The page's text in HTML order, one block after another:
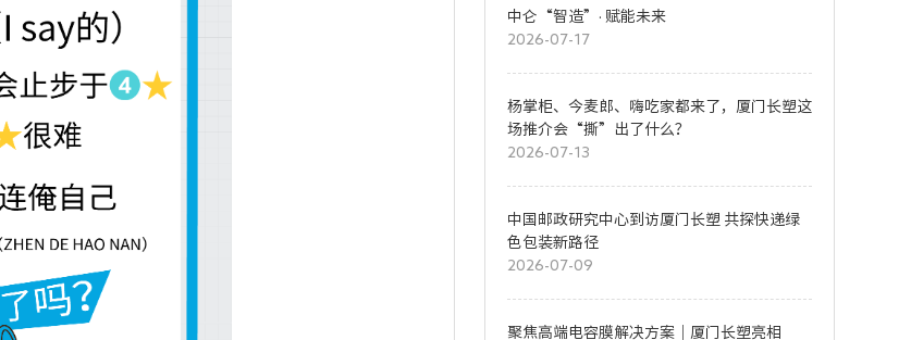
中仑“智造”· 赋能未来
2026-07-17
杨掌柜、今麦郎、嗨吃家都来了，厦门长塑这
场推介会“撕”出了什么？
2026-07-13
中国邮政研究中心到访厦门长塑 共探快递绿
色包装新路径
2026-07-09
聚焦高端电容膜解决方案｜厦门长塑亮相